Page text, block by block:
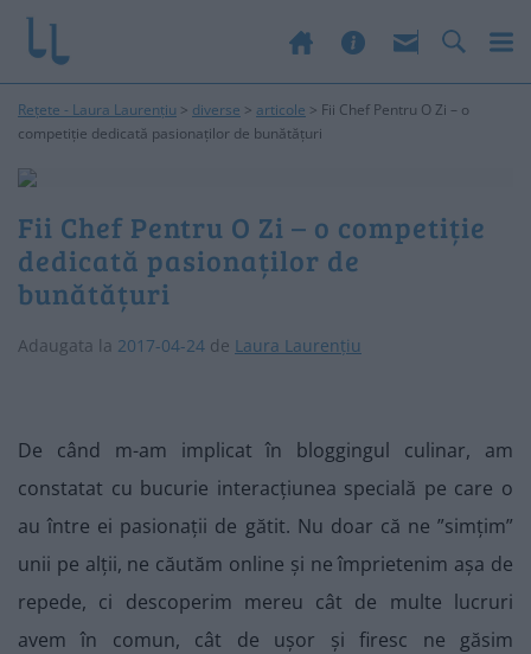
Rețete - Laura Laurențiu > diverse > articole > Fii Chef Pentru O Zi – o
competiție dedicată pasionaților de bunătățuri
Fii Chef Pentru O Zi – o competiție
dedicată pasionaților de
bunătățuri
Adaugata la 2017-04-24 de Laura Laurențiu
De când m-am implicat în bloggingul culinar, am
constatat cu bucurie interacțiunea specială pe care o
au între ei pasionații de gătit. Nu doar că ne ”simțim”
unii pe alții, ne căutăm online și ne împrietenim așa de
repede, ci descoperim mereu cât de multe lucruri
avem în comun, cât de ușor și firesc ne găsim